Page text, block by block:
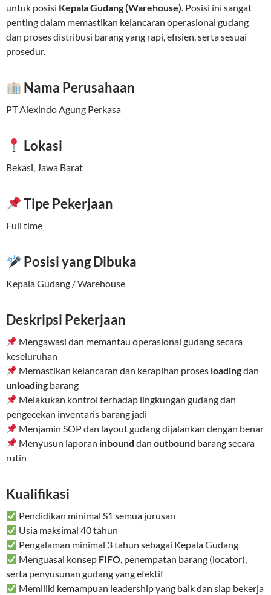
untuk posisi Kepala Gudang (Warehouse). Posisi ini sangat
penting dalam memastikan kelancaran operasional gudang
dan proses distribusi barang yang rapi, efisien, serta sesuai
prosedur.
Nama Perusahaan
PT Alexindo Agung Perkasa
Lokasi
Bekasi, Jawa Barat
Tipe Pekerjaan
Full time
Posisi yang Dibuka
Kepala Gudang / Warehouse
Deskripsi Pekerjaan
Mengawasi dan memantau operasional gudang secara
keseluruhan
Memastikan kelancaran dan kerapihan proses loadingdan
unloading barang
Melakukan kontrol terhadap lingkungan gudang dan
pengecekan inventaris barang jadi
Menjamin SOP dan layout gudang dijalankan dengan benar
Menyusun laporan inbound danoutbound barang secara
rutin
Kualifikasi
Pendidikan minimal S1 semua jurusan
Usia maksimal 40 tahun
Pengalaman minimal 3 tahun sebagai Kepala Gudang
Menguasai konsep FIFO, penempatan barang (locator),
serta penyusunan gudang yang efektif
Memiliki kemampuan leadership yang baik dan siap bekerja